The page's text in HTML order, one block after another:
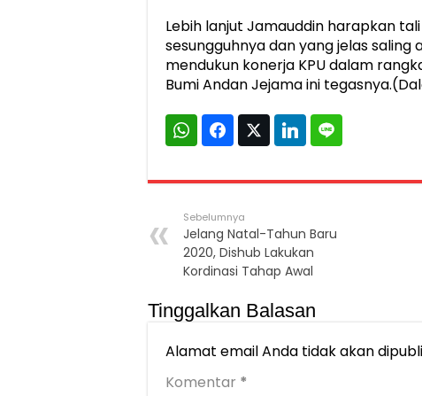
Lebih lanjut Jamauddin harapkan
sesungguhnya dan yang jelas saling
mendukun konerja KPU dalam
Bumi Andan Jejama ini
Sebelumnya
Jelang Natal-Tahun Baru
2020, Dishub Lakukan
Kordinasi Tahap Awal
Tinggalkan Balasan
Alamat email Anda tidak akan
Komentar *